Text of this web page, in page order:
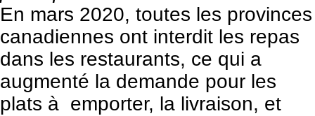
En mars 2020, toutes les provinces
canadiennes ont interdit les repas
dans les restaurants, ce qui a
augmenté la demande pour les
plats à emporter, la livraison, et